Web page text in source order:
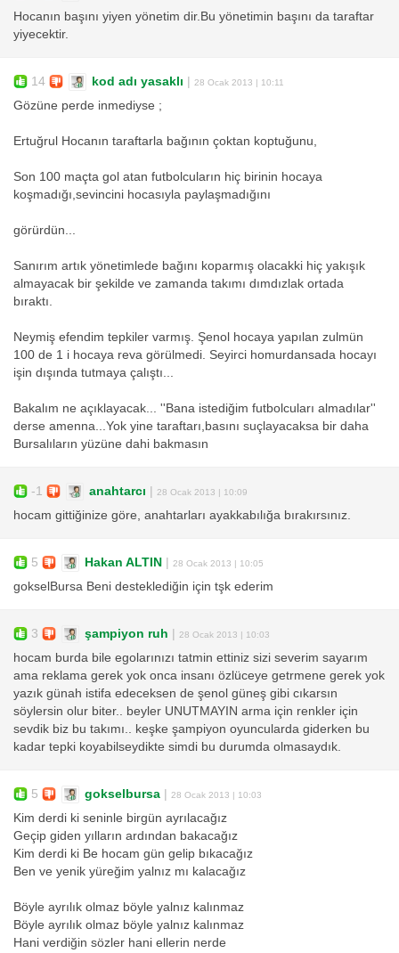
Hocanın başını yiyen yönetim dir.Bu yönetimin başını da taraftar
yiyecektir.
14 kod adı yasaklı | 28 Ocak 2013 | 10:11
Gözüne perde inmediyse ;
Ertuğrul Hocanın taraftarla bağının çoktan koptuğunu,
Son 100 maçta gol atan futbolcuların hiç birinin hocaya
koşmadığı,sevincini hocasıyla paylaşmadığını
görürdün...
Sanırım artık yönetimlede bağını koparmış olacakki hiç yakışık
almayacak bir şekilde ve zamanda takımı dımdızlak ortada
bıraktı.
Neymiş efendim tepkiler varmış. Şenol hocaya yapılan zulmün
100 de 1 i hocaya reva görülmedi. Seyirci homurdansada hocayı
işin dışında tutmaya çalıştı...
Bakalım ne açıklayacak... ''Bana istediğim futbolcuları almadılar''
derse amenna...Yok yine taraftarı,basını suçlayacaksa bir daha
Bursalıların yüzüne dahi bakmasın
-1 anahtarcı | 28 Ocak 2013 | 10:09
hocam gittiğinize göre, anahtarları ayakkabılığa bırakırsınız.
5 Hakan ALTIN | 28 Ocak 2013 | 10:05
gokselBursa Beni desteklediğin için tşk ederim
3 şampiyon ruh | 28 Ocak 2013 | 10:03
hocam burda bile egolarınızı tatmin ettiniz sizi severim sayarım
ama reklama gerek yok onca insanı özlüceye getrmene gerek yok
yazık günah istifa edeceksen de şenol güneş gibi cıkarsın
söylersin olur biter.. beyler UNUTMAYIN arma için renkler için
sevdik biz bu takımı.. keşke şampiyon oyuncularda giderken bu
kadar tepki koyabilseydikte simdi bu durumda olmasaydık.
5 gokselbursa | 28 Ocak 2013 | 10:03
Kim derdi ki seninle birgün ayrılacağız
Geçip giden yılların ardından bakacağız
Kim derdi ki Be hocam gün gelip bıkacağız
Ben ve yenik yüreğim yalnız mı kalacağız
Böyle ayrılık olmaz böyle yalnız kalınmaz
Böyle ayrılık olmaz böyle yalnız kalınmaz
Hani verdiğin sözler hani ellerin nerde